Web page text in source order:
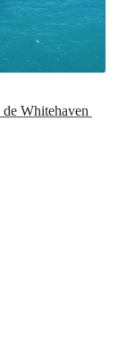
Whitehaven